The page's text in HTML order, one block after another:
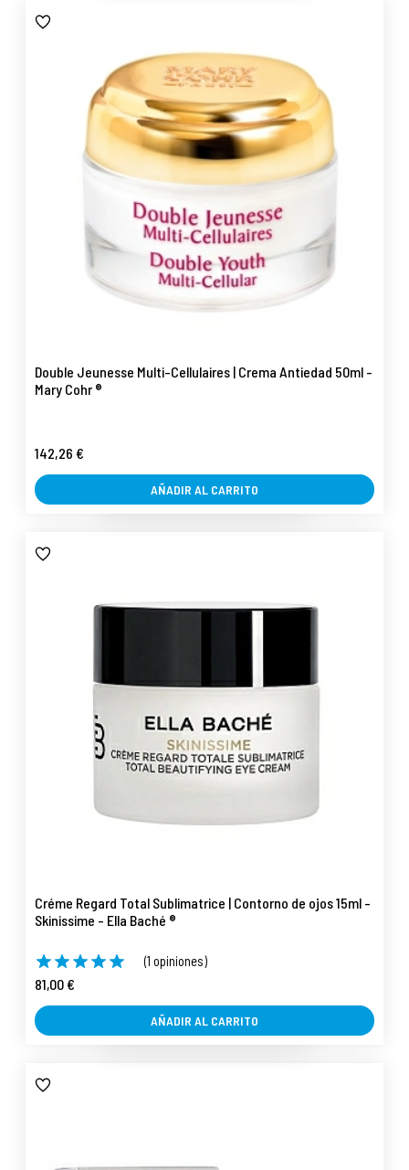
Double Jeunesse Multi-Cellulaires | Crema Antiedad 50ml -
Mary Cohr ®
142,26 €
AÑADIR AL CARRITO
Créme Regard Total Sublimatrice | Contorno de ojos 15ml -
Skinissime - Ella Baché ®
(1 opiniones)
81,00 €
AÑADIR AL CARRITO